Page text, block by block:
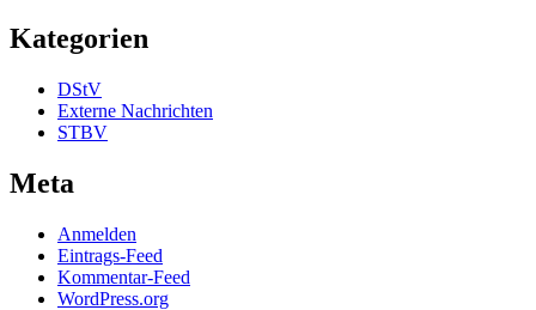
Kategorien
DStV
Externe Nachrichten
STBV
Meta
Anmelden
Eintrags-Feed
Kommentar-Feed
WordPress.org